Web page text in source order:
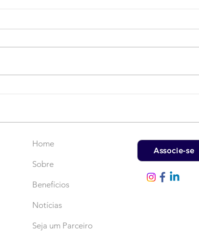
Home
Sobre
Benefícios
Notícias
Seja um Parceiro
Associe-se